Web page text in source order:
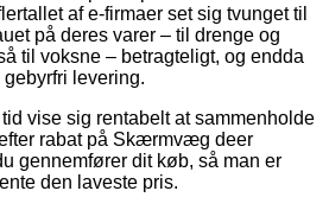
af e-firmaer set sig tvunget til
på deres varer – til drenge og
til voksne – betragteligt, og endda
levering.
vise sig rentabelt at sammenholde
rabat på Skærmvæg deer
gennemfører dit køb, så man er
den laveste pris.